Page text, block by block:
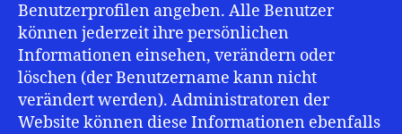
Benutzerprofilen angeben. Alle Benutzer
können jederzeit ihre persönlichen
Informationen einsehen, verändern oder
löschen (der Benutzername kann nicht
verändert werden). Administratoren der
Website können diese Informationen ebenfalls